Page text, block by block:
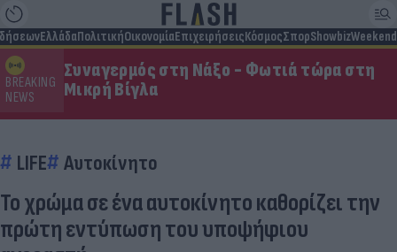
ΕλλάδαΠολιτικήΟικονομίαΕπιχειρήσειςΚόσμοςΣπορShowbizWeekend
BREAKING
NEWS
Συναγερμός στη Νάξο - Φωτιά τώρα στη
Μικρή Βίγλα
LIFE Αυτοκίνητο
Το χρώμα σε ένα αυτοκίνητο καθορίζει την
πρώτη εντύπωση του υποψήφιου